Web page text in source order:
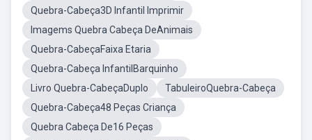
Quebra-Cabeça3D Infantil Imprimir
Imagems Quebra Cabeça DeAnimais
Quebra-CabeçaFaixa Etaria
Quebra-Cabeça InfantilBarquinho
Livro Quebra-CabeçaDuplo
TabuleiroQuebra-Cabeça
Quebra-Cabeça48 Peças Criança
Quebra Cabeça De16 Peças